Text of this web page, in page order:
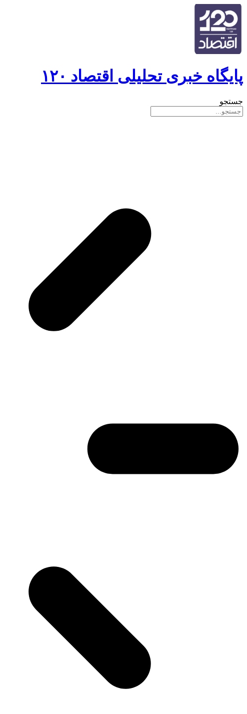
پایگاه خبری تحلیلی اقتصاد ۱۲۰
جستجو